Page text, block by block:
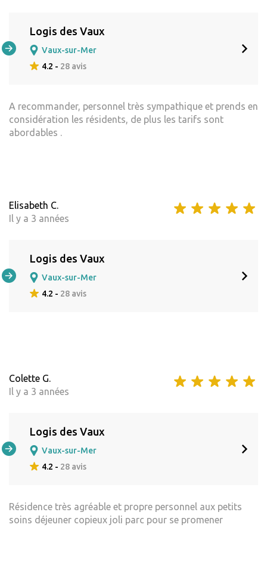
Logis des Vaux
Vaux-sur-Mer
4.2 - 28 avis
A recommander, personnel très sympathique et prends en
considération les résidents, de plus les tarifs sont
abordables .
Elisabeth C.
Il y a 3 années
Logis des Vaux
Vaux-sur-Mer
4.2 - 28 avis
Colette G.
Il y a 3 années
Logis des Vaux
Vaux-sur-Mer
4.2 - 28 avis
Résidence très agréable et propre personnel aux petits
soins déjeuner copieux joli parc pour se promener